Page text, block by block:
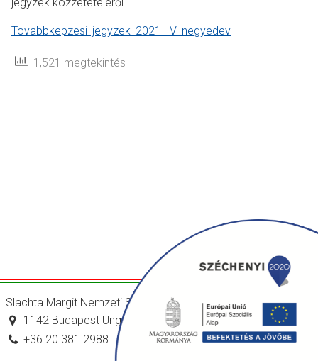
Tovabbkepzesi_jegyzek_2021_IV_negyedev
1,521 megtekintés
Slachta Margit Nemzeti Szociálpolitikai Intézet
1142 Budapest Ungvár utca 64-66.
+36 20 381 2988
titkarsag@nszi.gov.hu